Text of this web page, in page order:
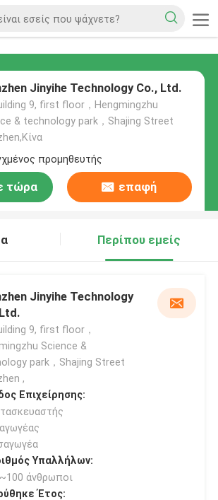
Jinyihe Technology Co., Ltd.
9, first floor，Hengmingzhu
& technology park，Shajing Street
προμηθευτής
τώρα επαφή
Περίπου εμείς
Jinyihe Technology
9, first floor，
Science &
park，Shajing Street
,
Επιχείρησης:
Υπαλλήλων:
άνθρωποι
Έτος: